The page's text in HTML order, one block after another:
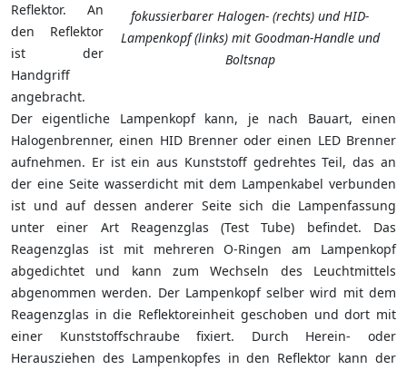
fokussierbarer Halogen- (rechts) und HID-
Lampenkopf (links) mit Goodman-Handle und
Boltsnap
Reflektor. An
den Reflektor
ist der
Handgriff
angebracht.
Der eigentliche Lampenkopf kann, je nach Bauart, einen
Halogenbrenner, einen HID Brenner oder einen LED Brenner
aufnehmen. Er ist ein aus Kunststoff gedrehtes Teil, das an
der eine Seite wasserdicht mit dem Lampenkabel verbunden
ist und auf dessen anderer Seite sich die Lampenfassung
unter einer Art Reagenzglas (Test Tube) befindet. Das
Reagenzglas ist mit mehreren O-Ringen am Lampenkopf
abgedichtet und kann zum Wechseln des Leuchtmittels
abgenommen werden. Der Lampenkopf selber wird mit dem
Reagenzglas in die Reflektoreinheit geschoben und dort mit
einer Kunststoffschraube fixiert. Durch Herein- oder
Herausziehen des Lampenkopfes in den Reflektor kann der